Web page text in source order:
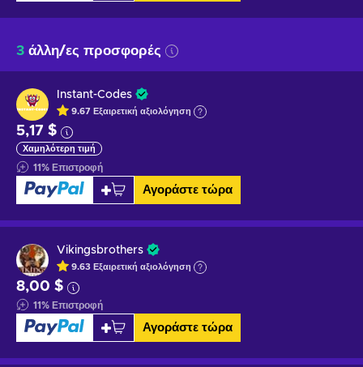
3 άλλη/ες προσφορές
Instant-Codes
9.67 Εξαιρετική αξιολόγηση
5,17 $
Χαμηλότερη τιμή
11% Επιστροφή
Αγοράστε τώρα
Vikingsbrothers
9.63 Εξαιρετική αξιολόγηση
8,00 $
11% Επιστροφή
Αγοράστε τώρα